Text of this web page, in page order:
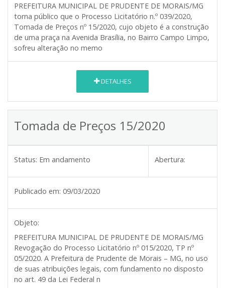
PREFEITURA MUNICIPAL DE PRUDENTE DE MORAIS/MG
torna público que o Processo Licitatório n.º 039/2020,
Tomada de Preços nº 15/2020, cujo objeto é a construção
de uma praça na Avenida Brasília, no Bairro Campo Limpo,
sofreu alteração no memo
DETALHES
Tomada de Preços 15/2020
Status: Em andamento Abertura:
Publicado em: 09/03/2020
Objeto:
PREFEITURA MUNICIPAL DE PRUDENTE DE MORAIS/MG
Revogação do Processo Licitatório nº 015/2020, TP nº
05/2020. A Prefeitura de Prudente de Morais – MG, no uso
de suas atribuições legais, com fundamento no disposto
no art. 49 da Lei Federal n